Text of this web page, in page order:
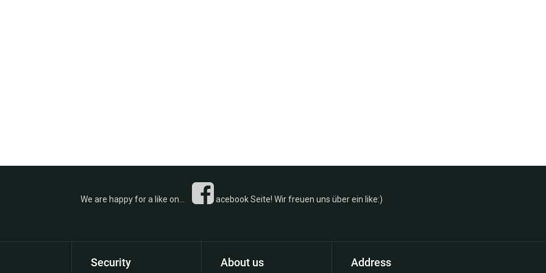
a like on... acebook Seite! Wir freuen uns über ein like:)
Security About us Address